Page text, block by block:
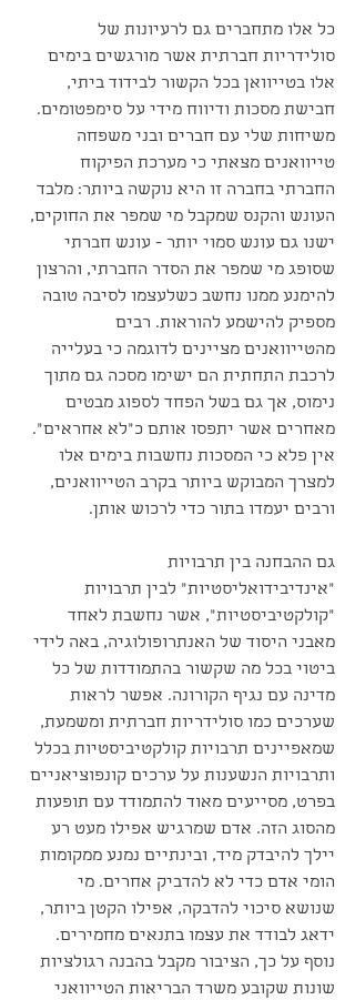
כל אלו מתחברים גם לרעיונות של
סולידריות חברתית אשר מורגשים בימים
אלו בטייוואן בכל הקשור לבידוד ביתי,
חבישת מסכות ודיווח מידי על סימפטומים.
משיחות שלי עם חברים ובני משפחה
טייוואנים מצאתי כי מערכת הפיקוח
החברתי בחברה זו היא נוקשה ביותר: מלבד
העונש והקנס שמקבל מי שמפר את החוקים,
ישנו גם עונש סמוי יותר - עונש חברתי
שסופג מי שמפר את הסדר החברתי, והרצון
להימנע ממנו נחשב כשלעצמו לסיבה טובה
מספיק להישמע להוראות. רבים
מהטייוואנים מציינים לדוגמה כי בעלייה
לרכבת התחתית הם ישימו מסכה גם מתוך
נימוס, אך גם בשל הפחד לספוג מבטים
מאחרים אשר יתפסו אותם כ״לא אחראים״.
אין פלא כי המסכות נחשבות בימים אלו
למצרך המבוקש ביותר בקרב הטייוואנים,
ורבים יעמדו בתור כדי לרכוש אותן.
גם ההבחנה בין תרבויות
״אינדיבידואליסטיות״ לבין תרבויות
״קולקטיביסטיות״, אשר נחשבת לאחד
מאבני היסוד של האנתרופולוגיה, באה לידי
ביטוי בכל מה שקשור בהתמודדות של כל
מדינה עם נגיף הקורונה. אפשר לראות
שערכים כמו סולידריות חברתית ומשמעת,
שמאפיינים תרבויות קולקטיביסטיות בכלל
ותרבויות הנשענות על ערכים קונפוציאניים
בפרט, מסייעים מאוד להתמודד עם תופעות
מהסוג הזה. אדם שמרגיש אפילו מעט רע
יילך להיבדק מיד, ובינתיים נמנע ממקומות
הומי אדם כדי לא להדביק אחרים. מי
שנושא סיכוי להדבקה, אפילו הקטן ביותר,
ידאג לבודד את עצמו בתנאים מחמירים.
נוסף על כך, הציבור מקבל בהבנה רגולציות
שונות שקובע משרד הבריאות הטייוואני